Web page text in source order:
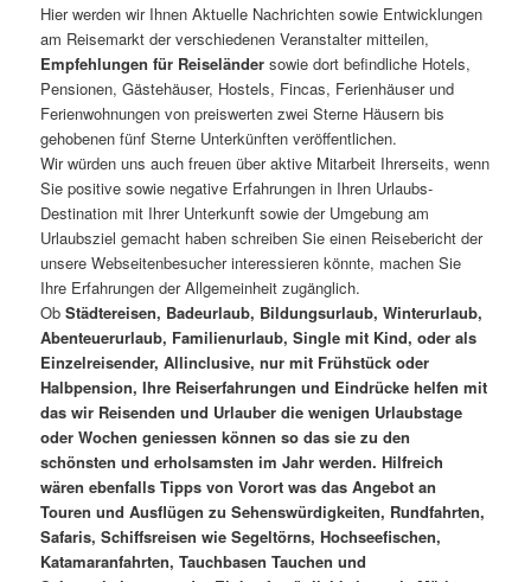
Hier werden wir Ihnen Aktuelle Nachrichten sowie Entwicklungen
am Reisemarkt der verschiedenen Veranstalter mitteilen,
Empfehlungen für Reiseländer sowie dort befindliche Hotels,
Pensionen, Gästehäuser, Hostels, Fincas, Ferienhäuser und
Ferienwohnungen von preiswerten zwei Sterne Häusern bis
gehobenen fünf Sterne Unterkünften veröffentlichen.
Wir würden uns auch freuen über aktive Mitarbeit Ihrerseits, wenn
Sie positive sowie negative Erfahrungen in Ihren Urlaubs-
Destination mit Ihrer Unterkunft sowie der Umgebung am
Urlaubsziel gemacht haben schreiben Sie einen Reisebericht der
unsere Webseitenbesucher interessieren könnte, machen Sie
Ihre Erfahrungen der Allgemeinheit zugänglich.
ObStädtereisen, Badeurlaub, Bildungsurlaub, Winterurlaub,
Abenteuerurlaub, Familienurlaub, Single mit Kind, oder als
Einzelreisender, Allinclusive, nur mit Frühstück oder
Halbpension, Ihre Reiserfahrungen und Eindrücke helfen mit
das wir Reisenden und Urlauber die wenigen Urlaubstage
oder Wochen geniessen können so das sie zu den
schönsten und erholsamsten im Jahr werden. Hilfreich
wären ebenfalls Tipps von Vorort was das Angebot an
Touren und Ausflügen zu Sehenswürdigkeiten, Rundfahrten,
Safaris, Schiffsreisen wie Segeltörns, Hochseefischen,
Katamaranfahrten, Tauchbasen Tauchen und